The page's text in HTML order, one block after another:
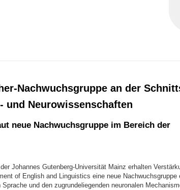
Nachwuchsgruppe an der
und Neurowissenschaften
neue Nachwuchsgruppe im Bereich der
Johannes Gutenberg-Universität Mainz erhalten
of English and Linguistics eine neue Nachwuchsgruppe
und den zugrundeliegenden neuronalen